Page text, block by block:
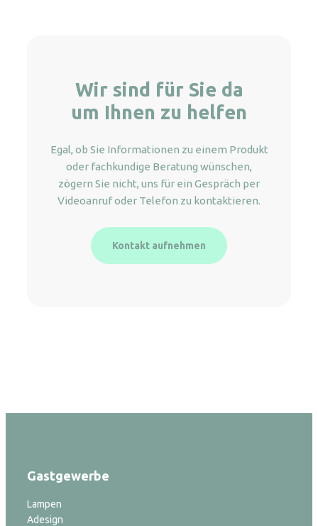
Wir sind für Sie da
um Ihnen zu helfen
Egal, ob Sie Informationen zu einem Produkt
oder fachkundige Beratung wünschen,
zögern Sie nicht, uns für ein Gespräch per
Videoanruf oder Telefon zu kontaktieren.
Kontakt aufnehmen
Gastgewerbe
Lampen
Adesign